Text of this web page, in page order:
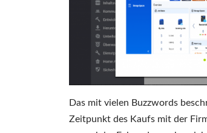
Das mit vielen Buzzwords
Zeitpunkt des Kaufs mit der